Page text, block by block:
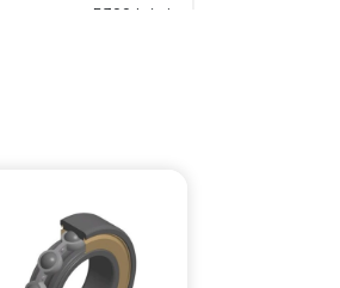
5300 tr/min
118,5 mm